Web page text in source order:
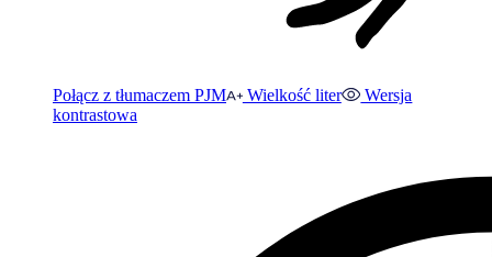
Połącz z tłumaczem PJM Wielkość liter
Wersja
kontrastowa